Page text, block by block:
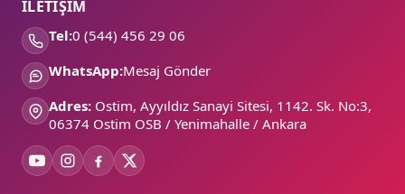
İLETİŞİM
Tel:0 (544) 456 29 06
WhatsApp:Mesaj Gönder
Adres: Ostim, Ayyıldız Sanayi Sitesi, 1142. Sk. No:3,
06374 Ostim OSB / Yenimahalle / Ankara